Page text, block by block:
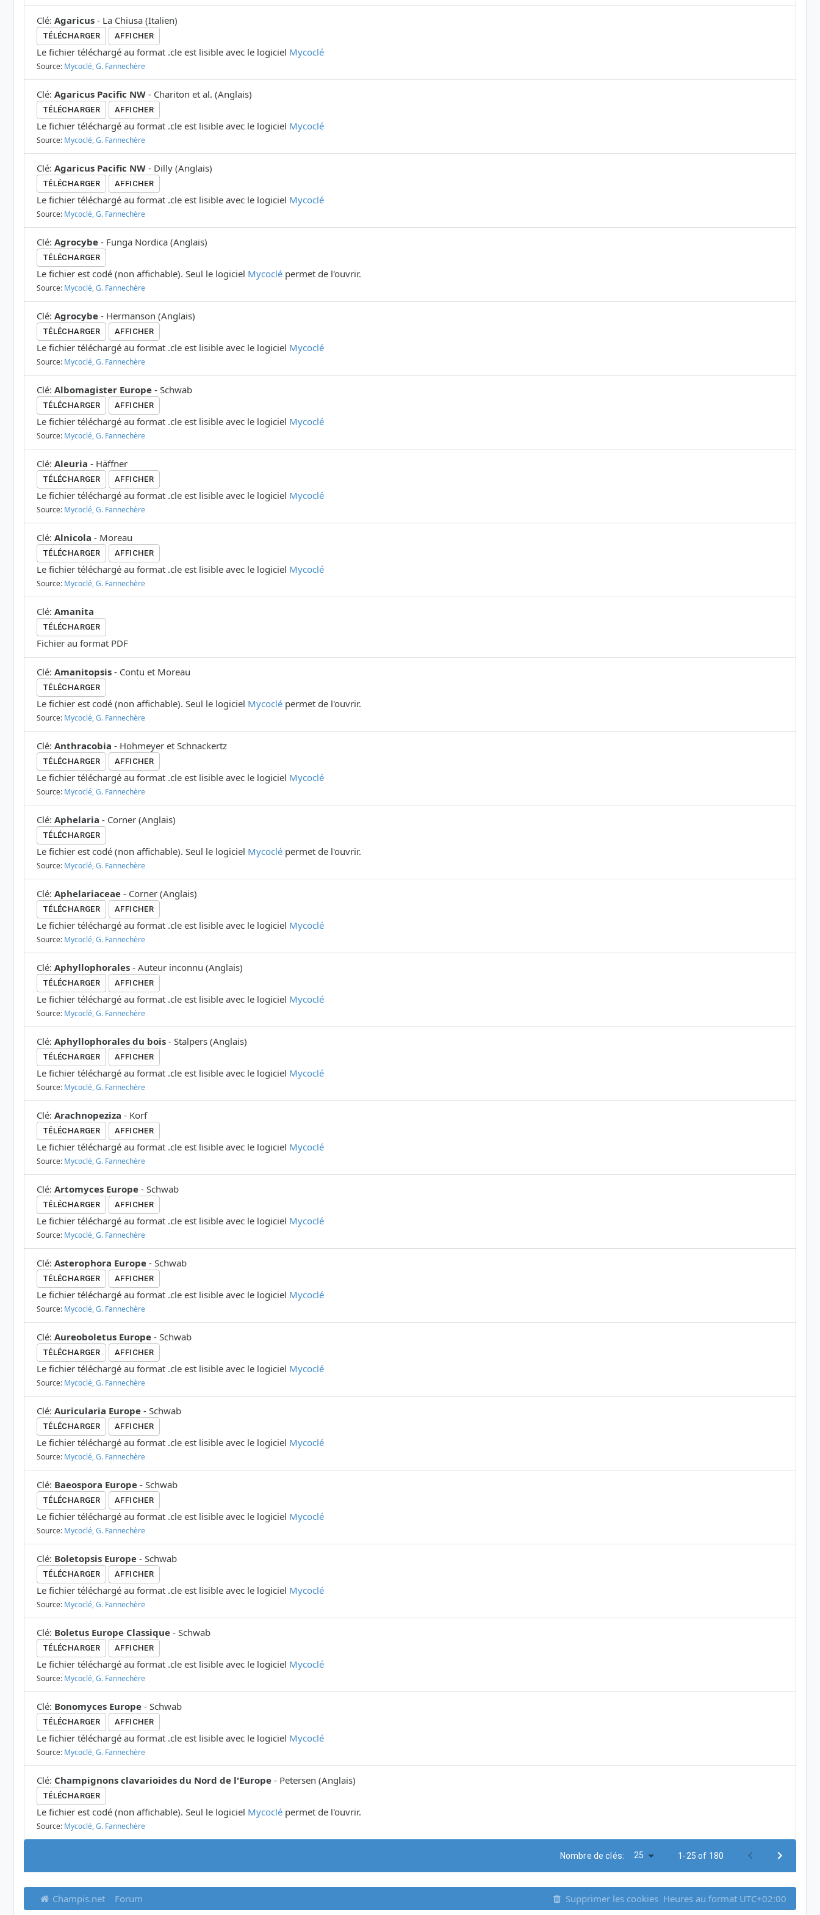
Clé: Agaricus - La Chiusa (Italien)
TÉLÉCHARGER AFFICHER
Le fichier téléchargé au format .cle est lisible avec le logiciel Mycoclé
Source: Mycoclé, G. Fannechère
Clé: Agaricus Pacific NW - Chariton et al. (Anglais)
TÉLÉCHARGER AFFICHER
Le fichier téléchargé au format .cle est lisible avec le logiciel Mycoclé
Source: Mycoclé, G. Fannechère
Clé: Agaricus Pacific NW - Dilly (Anglais)
TÉLÉCHARGER AFFICHER
Le fichier téléchargé au format .cle est lisible avec le logiciel Mycoclé
Source: Mycoclé, G. Fannechère
Clé: Agrocybe - Funga Nordica (Anglais)
TÉLÉCHARGER
Le fichier est codé (non affichable). Seul le logiciel Mycoclé permet de l'ouvrir.
Source: Mycoclé, G. Fannechère
Clé: Agrocybe - Hermanson (Anglais)
TÉLÉCHARGER AFFICHER
Le fichier téléchargé au format .cle est lisible avec le logiciel Mycoclé
Source: Mycoclé, G. Fannechère
Clé: Albomagister Europe - Schwab
TÉLÉCHARGER AFFICHER
Le fichier téléchargé au format .cle est lisible avec le logiciel Mycoclé
Source: Mycoclé, G. Fannechère
Clé: Aleuria - Häffner
TÉLÉCHARGER AFFICHER
Le fichier téléchargé au format .cle est lisible avec le logiciel Mycoclé
Source: Mycoclé, G. Fannechère
Clé: Alnicola - Moreau
TÉLÉCHARGER AFFICHER
Le fichier téléchargé au format .cle est lisible avec le logiciel Mycoclé
Source: Mycoclé, G. Fannechère
Clé: Amanita
TÉLÉCHARGER
Fichier au format PDF
Clé: Amanitopsis - Contu et Moreau
TÉLÉCHARGER
Le fichier est codé (non affichable). Seul le logiciel Mycoclé permet de l'ouvrir.
Source: Mycoclé, G. Fannechère
Clé: Anthracobia - Hohmeyer et Schnackertz
TÉLÉCHARGER AFFICHER
Le fichier téléchargé au format .cle est lisible avec le logiciel Mycoclé
Source: Mycoclé, G. Fannechère
Clé: Aphelaria - Corner (Anglais)
TÉLÉCHARGER
Le fichier est codé (non affichable). Seul le logiciel Mycoclé permet de l'ouvrir.
Source: Mycoclé, G. Fannechère
Clé: Aphelariaceae - Corner (Anglais)
TÉLÉCHARGER AFFICHER
Le fichier téléchargé au format .cle est lisible avec le logiciel Mycoclé
Source: Mycoclé, G. Fannechère
Clé: Aphyllophorales - Auteur inconnu (Anglais)
TÉLÉCHARGER AFFICHER
Le fichier téléchargé au format .cle est lisible avec le logiciel Mycoclé
Source: Mycoclé, G. Fannechère
Clé: Aphyllophorales du bois - Stalpers (Anglais)
TÉLÉCHARGER AFFICHER
Le fichier téléchargé au format .cle est lisible avec le logiciel Mycoclé
Source: Mycoclé, G. Fannechère
Clé: Arachnopeziza - Korf
TÉLÉCHARGER AFFICHER
Le fichier téléchargé au format .cle est lisible avec le logiciel Mycoclé
Source: Mycoclé, G. Fannechère
Clé: Artomyces Europe - Schwab
TÉLÉCHARGER AFFICHER
Le fichier téléchargé au format .cle est lisible avec le logiciel Mycoclé
Source: Mycoclé, G. Fannechère
Clé: Asterophora Europe - Schwab
TÉLÉCHARGER AFFICHER
Le fichier téléchargé au format .cle est lisible avec le logiciel Mycoclé
Source: Mycoclé, G. Fannechère
Clé: Aureoboletus Europe - Schwab
TÉLÉCHARGER AFFICHER
Le fichier téléchargé au format .cle est lisible avec le logiciel Mycoclé
Source: Mycoclé, G. Fannechère
Clé: Auricularia Europe - Schwab
TÉLÉCHARGER AFFICHER
Le fichier téléchargé au format .cle est lisible avec le logiciel Mycoclé
Source: Mycoclé, G. Fannechère
Clé: Baeospora Europe - Schwab
TÉLÉCHARGER AFFICHER
Le fichier téléchargé au format .cle est lisible avec le logiciel Mycoclé
Source: Mycoclé, G. Fannechère
Clé: Boletopsis Europe - Schwab
TÉLÉCHARGER AFFICHER
Le fichier téléchargé au format .cle est lisible avec le logiciel Mycoclé
Source: Mycoclé, G. Fannechère
Clé: Boletus Europe Classique - Schwab
TÉLÉCHARGER AFFICHER
Le fichier téléchargé au format .cle est lisible avec le logiciel Mycoclé
Source: Mycoclé, G. Fannechère
Clé: Bonomyces Europe - Schwab
TÉLÉCHARGER AFFICHER
Le fichier téléchargé au format .cle est lisible avec le logiciel Mycoclé
Source: Mycoclé, G. Fannechère
Clé: Champignons clavarioides du Nord de l'Europe - Petersen (Anglais)
TÉLÉCHARGER
Le fichier est codé (non affichable). Seul le logiciel Mycoclé permet de l'ouvrir.
Source: Mycoclé, G. Fannechère
Nombre de clés: 25 1-25 of 180
Champis.net Forum Supprimer les cookies Heures au format UTC+02:00